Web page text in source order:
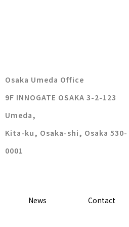
Osaka Umeda Office
9F INNOGATE OSAKA 3-2-123
Umeda,
Kita-ku, Osaka-shi, Osaka 530-
0001
News Contact